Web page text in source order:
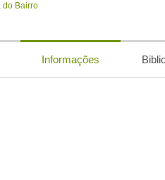
Informações